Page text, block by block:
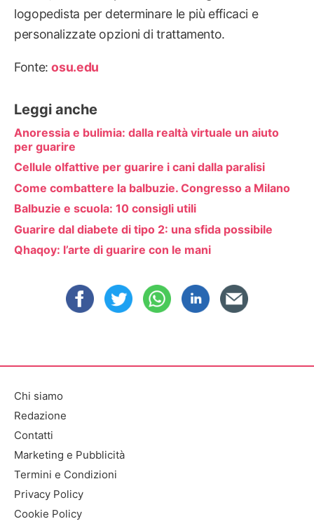
logopedista per determinare le più efficaci e
personalizzate opzioni di trattamento.
Fonte:osu.edu
Leggi anche
Anoressia e bulimia: dalla realtà virtuale un aiuto
per guarire
Cellule olfattive per guarire i cani dalla paralisi
Come combattere la balbuzie. Congresso a Milano
Balbuzie e scuola: 10 consigli utili
Guarire dal diabete di tipo 2: una sfida possibile
Qhaqoy: l’arte di guarire con le mani
Chi siamo
Redazione
Contatti
Marketing e Pubblicità
Termini e Condizioni
Privacy Policy
Cookie Policy